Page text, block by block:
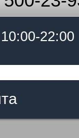
22:00